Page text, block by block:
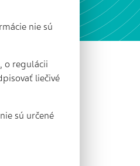
nie sú
o regulácii
liečivé
sú určené